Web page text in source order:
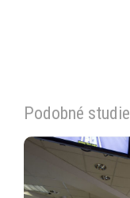
Podobné studie